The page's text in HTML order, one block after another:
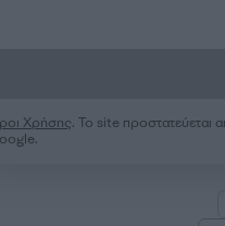
Χρήσης. Το site προστατεύεται